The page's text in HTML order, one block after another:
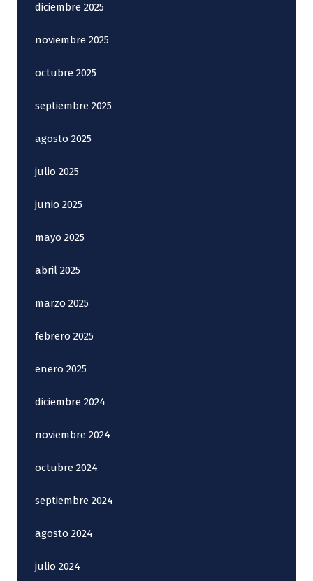
diciembre 2025
noviembre 2025
octubre 2025
septiembre 2025
agosto 2025
julio 2025
junio 2025
mayo 2025
abril 2025
marzo 2025
febrero 2025
enero 2025
diciembre 2024
noviembre 2024
octubre 2024
septiembre 2024
agosto 2024
julio 2024